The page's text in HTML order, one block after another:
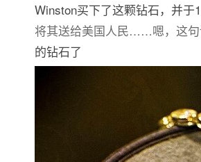
Winston买下了这颗钻石，并
将其送给美国人民……嗯，这句
的钻石了